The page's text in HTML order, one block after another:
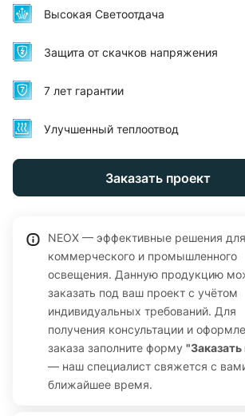
5000К (холодный белый). Угол
(дальнобойный луч). Степень защиты
литого алюминия с усиленным
скачков до 10 кВ. Поворотный кронштейн
Гарантия 84 месяца (7 лет).
Высокая Светоотдача
Защита от скачков напряжения
7 лет гарантии
Улучшенный теплоотвод
Заказать проект
NEOX — эффективные решения для
коммерческого и промышленного
освещения. Данную продукцию
заказать под ваш проект с учётом
индивидуальных требований. Для
получения консультации и
заказа заполните форму "Заказать
— наш специалист свяжется с
ближайшее время.